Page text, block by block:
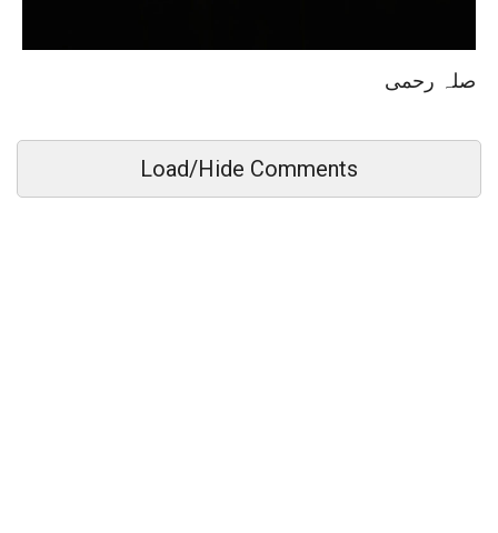
صلہ رحمی
Load/Hide Comments